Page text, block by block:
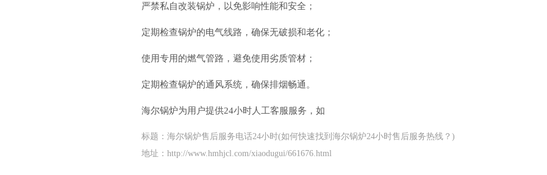
严禁私自改装锅炉，以免影响性能和安全；
定期检查锅炉的电气线路，确保无破损和老化；
使用专用的燃气管路，避免使用劣质管材；
定期检查锅炉的通风系统，确保排烟畅通。
海尔锅炉为用户提供24小时人工客服服务，如
标题：海尔锅炉售后服务电话24小时(如何快速找到海尔锅炉24小时售后服务热线？)
地址：http://www.hmhjcl.com/xiaodugui/661676.html